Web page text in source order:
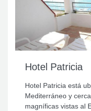
Hotel Patricia
Hotel Patricia está
Mediterráneo y
magníficas vistas al